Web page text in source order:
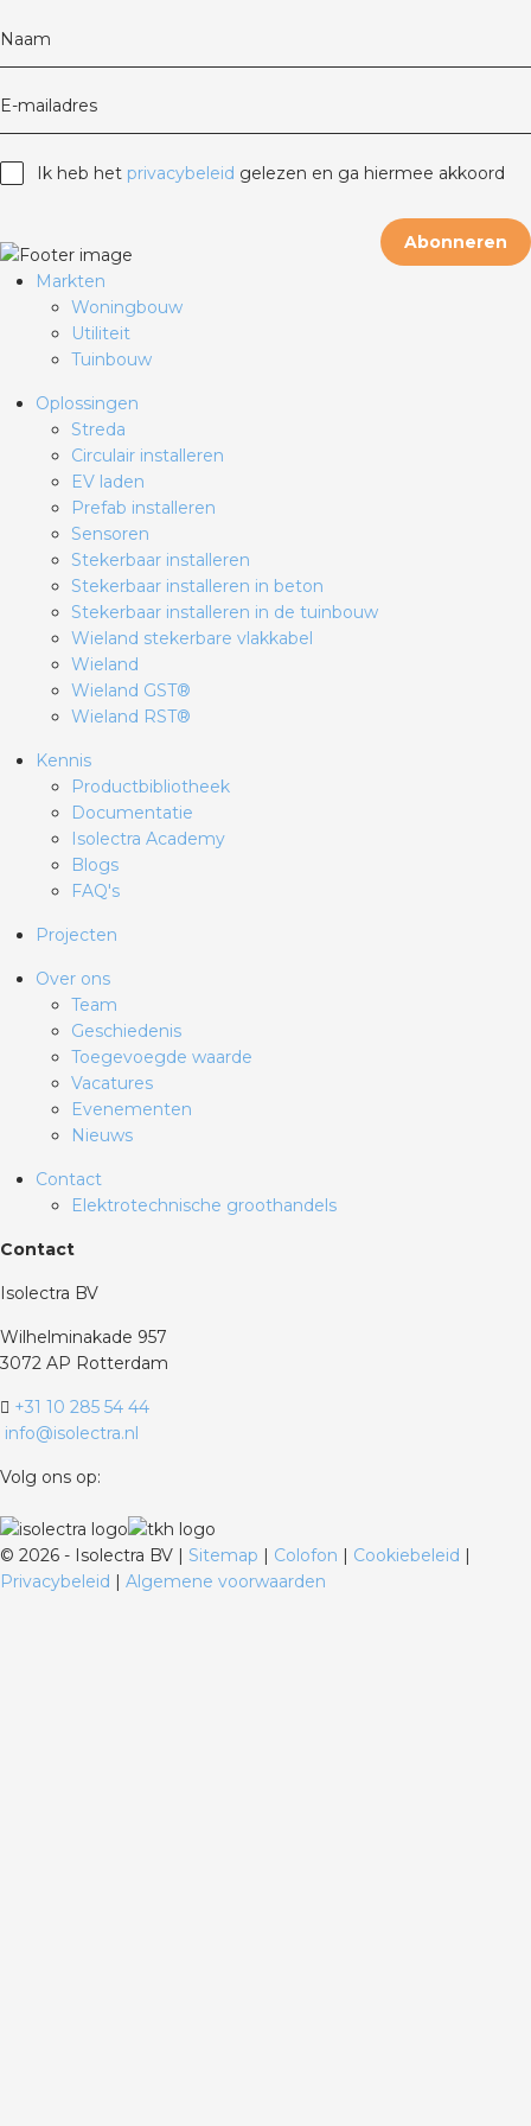
Naam
E-mailadres
Ik heb het privacybeleid gelezen en ga hiermee akkoord
Abonneren
Markten
Woningbouw
Utiliteit
Tuinbouw
Oplossingen
Streda
Circulair installeren
EV laden
Prefab installeren
Sensoren
Stekerbaar installeren
Stekerbaar installeren in beton
Stekerbaar installeren in de tuinbouw
Wieland stekerbare vlakkabel
Wieland
Wieland GST®
Wieland RST®
Kennis
Productbibliotheek
Documentatie
Isolectra Academy
Blogs
FAQ's
Projecten
Over ons
Team
Geschiedenis
Toegevoegde waarde
Vacatures
Evenementen
Nieuws
Contact
Elektrotechnische groothandels
Contact
Isolectra BV
Wilhelminakade 957
3072 AP Rotterdam
+31 10 285 54 44
info@isolectra.nl
Volg ons op:
© 2026 - Isolectra BV | Sitemap | Colofon | Cookiebeleid |
Privacybeleid | Algemene voorwaarden